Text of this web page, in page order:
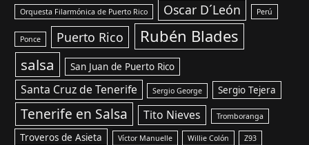
Orquesta Filarmónica de Puerto Rico Oscar D´León Perú
Ponce Puerto Rico Rubén Blades
salsa San Juan de Puerto Rico
Santa Cruz de Tenerife Sergio George Sergio Tejera
Tenerife en Salsa Tito Nieves Tromboranga
Troveros de Asieta Víctor Manuelle Willie Colón Z93